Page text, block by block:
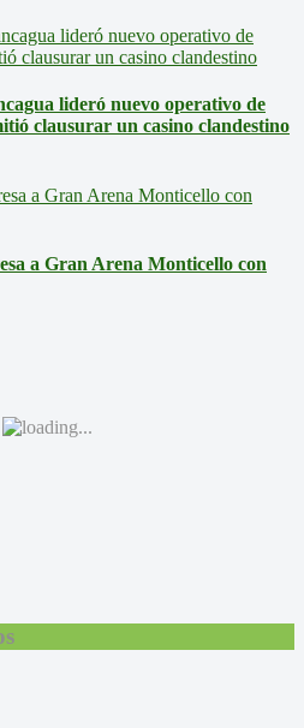
lideró nuevo operativo de
clausurar un casino clandestino
a Gran Arena Monticello con